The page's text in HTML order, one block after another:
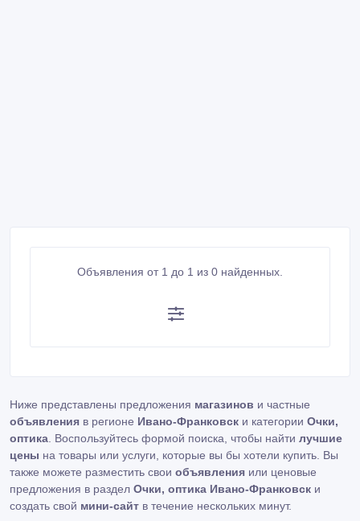
Объявления от 1 до 1 из 0 найденных.
Ниже представлены предложения магазинов и частные
объявления в регионе Ивано-Франковск и категории Очки,
оптика . Воспользуйтесь формой поиска, чтобы найти лучшие
цены на товары или услуги, которые вы бы хотели купить. Вы
также можете разместить свои объявления или ценовые
предложения в раздел Очки, оптика Ивано-Франковск и
создать свой мини-сайт в течение нескольких минут.